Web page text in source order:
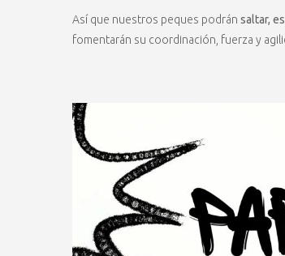
Así que nuestros peques podrán saltar,
fomentarán su coordinación, fuerza y